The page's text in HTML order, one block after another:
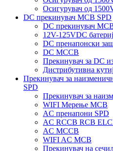
Осигурувач од
DC прекинувач MCB SPD
DC прекинувач
12V-125VDC
DC пренапонски
DC MCCB
Прекинувач за DC
Дистрибутивна
Прекинувач за
SPD
Прекинувач за
WIFI Мерење MCB
AC пренапони SPD
AC RCCB RCB
AC MCCB
WIFI AC MCB
Прекинувач на